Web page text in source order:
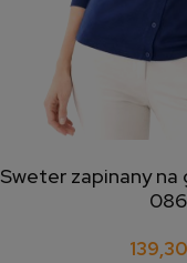
dodaj do
Sweter zapinany
086